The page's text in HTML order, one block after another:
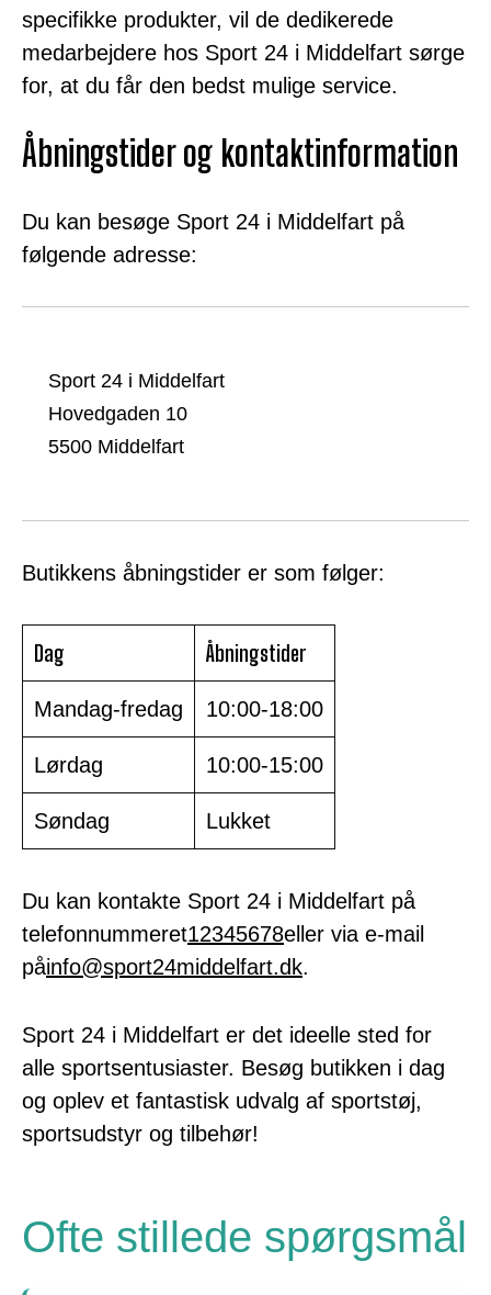
specifikke produkter, vil de dedikerede
medarbejdere hos Sport 24 i Middelfart sørge
for, at du får den bedst mulige service.
Åbningstider og kontaktinformation
Du kan besøge Sport 24 i Middelfart på
følgende adresse:
Sport 24 i Middelfart
Hovedgaden 10
5500 Middelfart
Butikkens åbningstider er som følger:
Dag Åbningstider
Mandag-fredag 10:00-18:00
Lørdag 10:00-15:00
Søndag Lukket
Du kan kontakte Sport 24 i Middelfart på
telefonnummeret12345678eller via e-mail
påinfo@sport24middelfart.dk.
Sport 24 i Middelfart er det ideelle sted for
alle sportsentusiaster. Besøg butikken i dag
og oplev et fantastisk udvalg af sportstøj,
sportsudstyr og tilbehør!
Ofte stillede spørgsmål